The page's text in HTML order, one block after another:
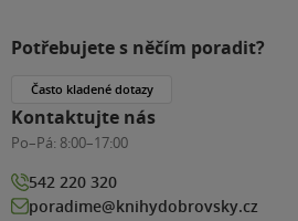
Potřebujete s něčím poradit?
Často kladené dotazy
Kontaktujte nás
Po–Pá: 8:00–17:00
542 220 320
poradime@knihydobrovsky.cz